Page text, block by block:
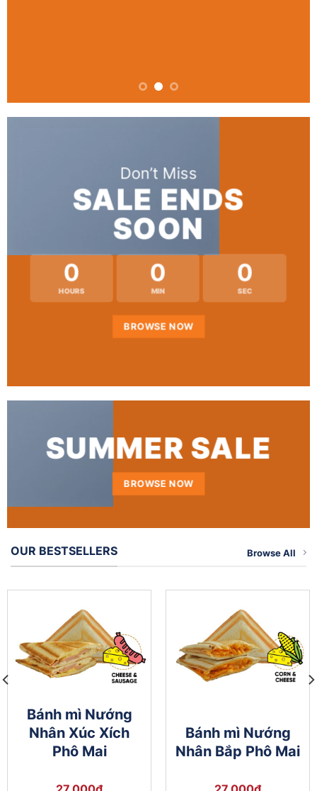
Don’t Miss
SALE ENDS
SOON
0
HOURS
0
MIN
0
SEC
BROWSE NOW
SUMMER SALE
BROWSE NOW
OUR BESTSELLERS Browse All
Bánh mì Nướng
Nhân Xúc Xích
Phô Mai
Bánh mì Nướng
Nhân Bắp Phô Mai